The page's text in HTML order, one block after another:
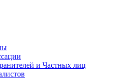
и Частных лиц